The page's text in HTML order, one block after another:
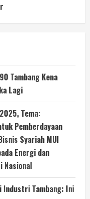
Tambang Kena
Lagi
2025, Tema:
Pemberdayaan
Syariah MUI
Energi dan
Nasional
Industri Tambang: Ini